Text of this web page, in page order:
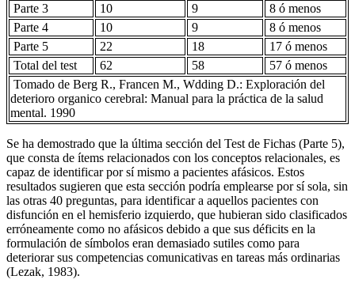
Parte 3
10 9
8 ó menos
Parte 4
10 9
8 ó menos
Parte 5
22 18
17 ó menos
Total del test
62 58
57 ó menos
Tomado de Berg R., Francen M., Wdding D.: Exploración del
deterioro organico cerebral: Manual para la práctica de la salud
mental. 1990
Se ha demostrado que la última sección del Test de Fichas (Parte 5),
que consta de ítems relacionados con los conceptos relacionales, es
capaz de identificar por sí mismo a pacientes afásicos. Estos
resultados sugieren que esta sección podría emplearse por sí sola, sin
las otras 40 preguntas, para identificar a aquellos pacientes con
disfunción en el hemisferio izquierdo, que hubieran sido clasificados
erróneamente como no afásicos debido a que sus déficits en la
formulación de símbolos eran demasiado sutiles como para
deteriorar sus competencias comunicativas en tareas más ordinarias
(Lezak, 1983).